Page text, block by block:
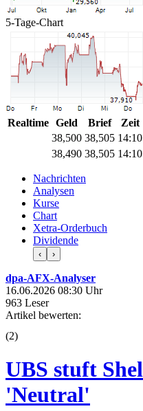
5-Tage-Chart
Realtime Geld Brief
Zeit
38,500 38,505 14:10
38,495 38,505 14:10
Nachrichten
Analysen
Kurse
Chart
Xetra-Orderbuch
Dividende
‹ ›
dpa-AFX-Analyser
16.06.2026 08:30 Uhr
963 Leser
Artikel bewerten:
(2)
UBS stuft
'Neutral'